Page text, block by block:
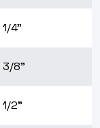
1/4"
3/8"
1/2"